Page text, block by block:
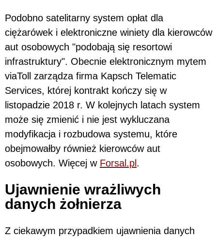
Podobno satelitarny system opłat dla
ciężarówek i elektroniczne winiety dla kierowców
aut osobowych "podobają się resortowi
infrastruktury". Obecnie elektronicznym mytem
viaToll zarządza firma Kapsch Telematic
Services, której kontrakt kończy się w
listopadzie 2018 r. W kolejnych latach system
może się zmienić i nie jest wykluczana
modyfikacja i rozbudowa systemu, które
obejmowałby również kierowców aut
osobowych. Więcej w Forsal.pl .
Ujawnienie wrażliwych
danych żołnierza
Z ciekawym przypadkiem ujawnienia danych